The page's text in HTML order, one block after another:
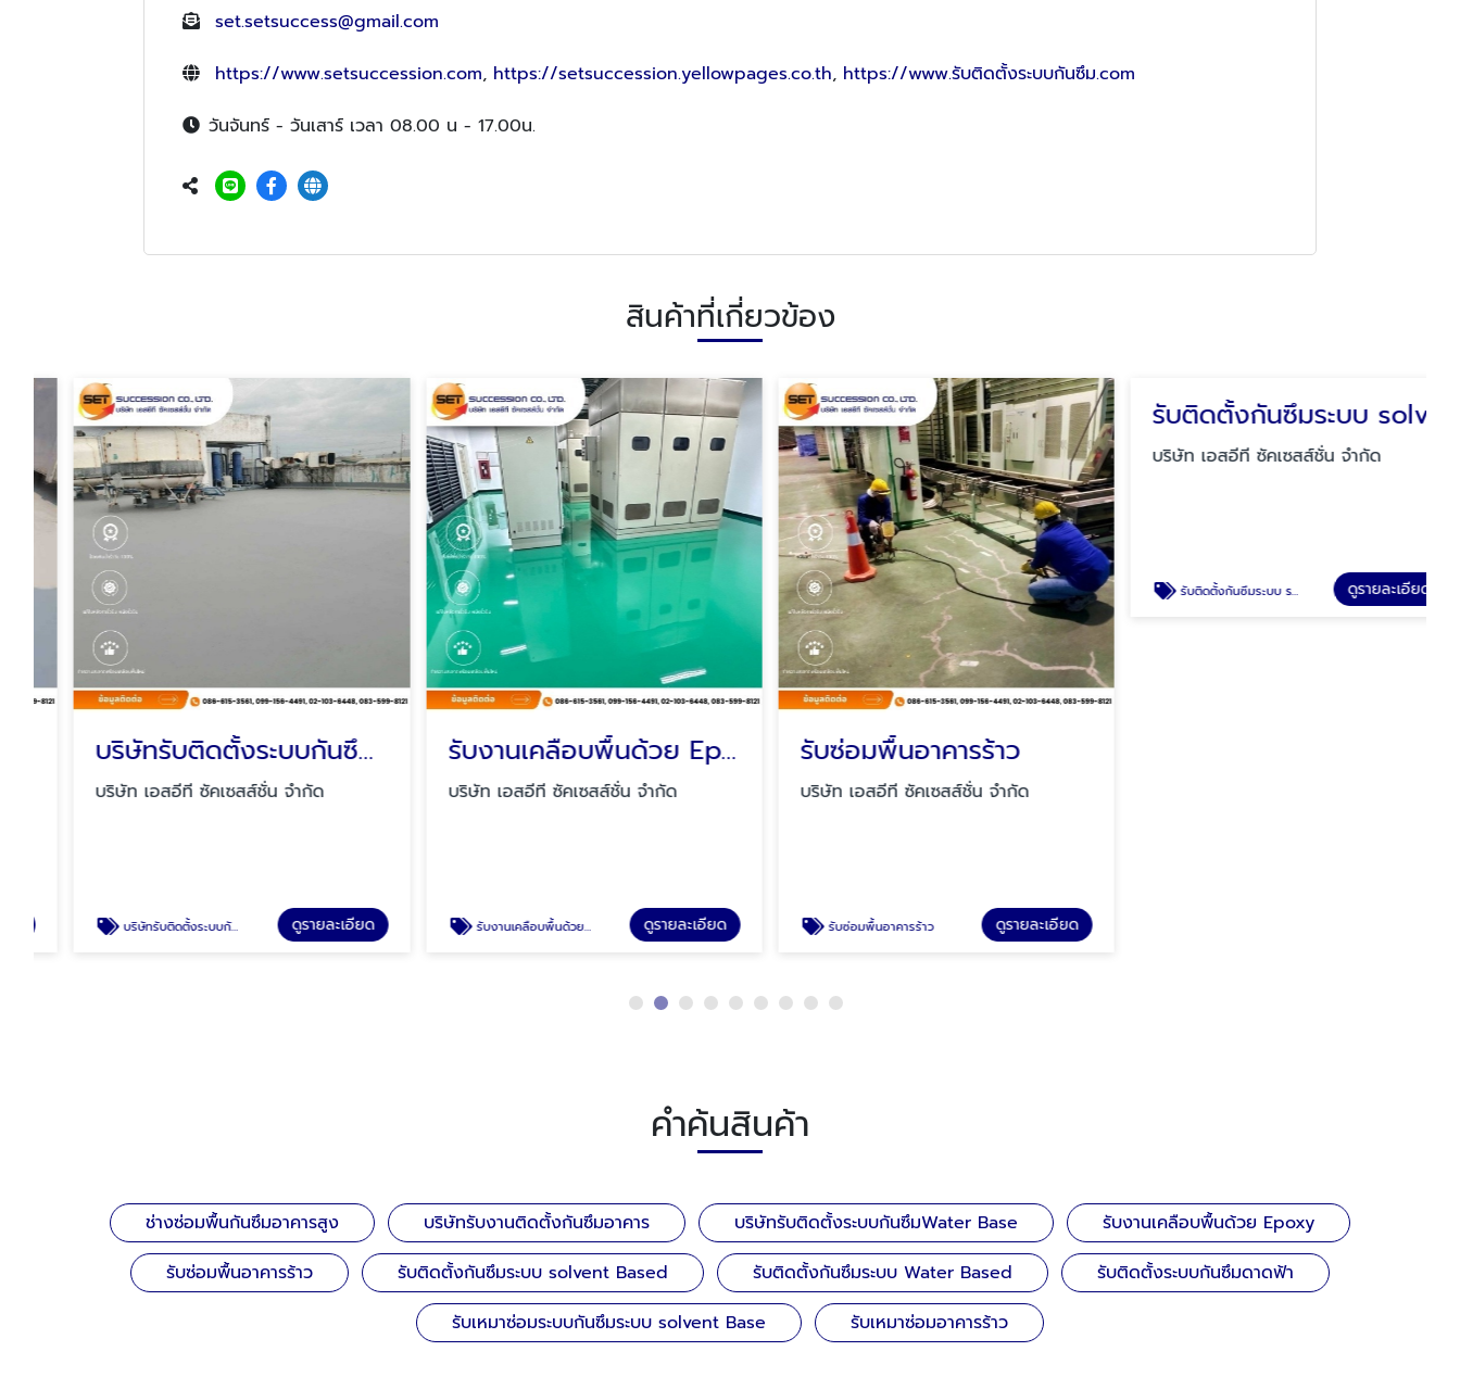
set.setsuccess@gmail.com
https://www.setsuccession.com, https://setsuccession.yellowpages.co.th, https://www.รับติดตั้งระบบกันซึม.com
วันจันทร์ - วันเสาร์ เวลา 08.00 น - 17.00น.
สินค้าที่เกี่ยวข้อง
บริษัทรับติดตั้งระบบกันซึมWater Base
บริษัท เอสอีที ซัคเซสส์ชั่น จำกัด
บริษัทรับติดตั้งระบบกันซึมWater Base ดูรายละเอียด
รับงานเคลือบพื้นด้วย Epoxy
บริษัท เอสอีที ซัคเซสส์ชั่น จำกัด
รับงานเคลือบพื้นด้วย Epoxy ดูรายละเอียด
รับซ่อมพื้นอาคารร้าว
บริษัท เอสอีที ซัคเซสส์ชั่น จำกัด
รับซ่อมพื้นอาคารร้าว ดูรายละเอียด
คำค้นสินค้า
ช่างซ่อมพื้นกันซึมอาคารสูง บริษัทรับงานติดตั้งกันซึมอาคาร บริษัทรับติดตั้งระบบกันซึมWater Base
รับงานเคลือบพื้นด้วย Epoxy
รับซ่อมพื้นอาคารร้าว
รับติดตั้งกันซึมระบบ solvent Based รับติดตั้งกันซึมระบบ Water Based
รับติดตั้งระบบกันซึมดาดฟ้า
รับเหมาซ่อมระบบกันซึมระบบ solvent Base
รับเหมาซ่อมอาคารร้าว